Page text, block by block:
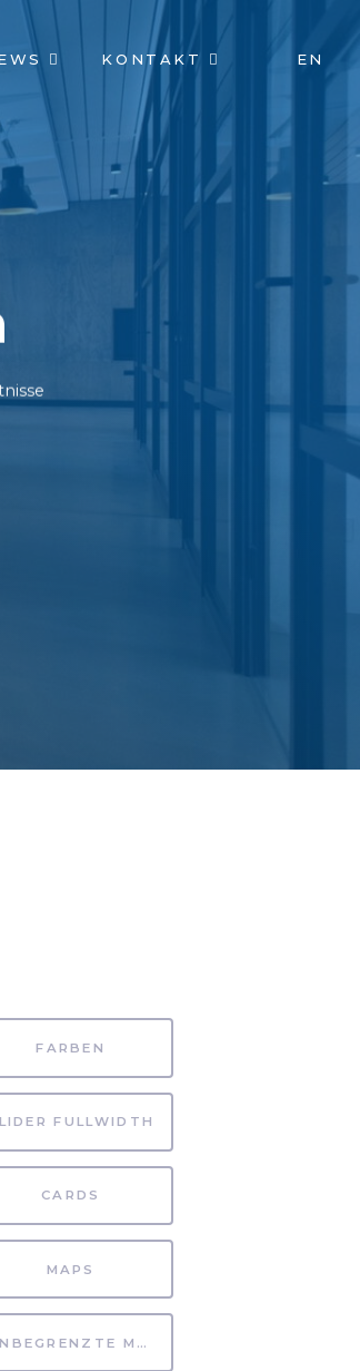
KONTAKT EN
FARBEN
FULLWIDTH
CARDS
MAPS
UNBEGRENZTE MÖGLICHKEITEN